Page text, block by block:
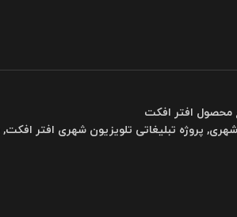
محصول افتر افکت
شهری, پروژه تبلیغاتی تلویزیون شهری افتر افکت,